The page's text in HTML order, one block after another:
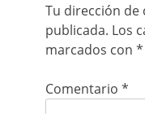
Tu dirección
publicada. Los
marcados con *
Comentario *